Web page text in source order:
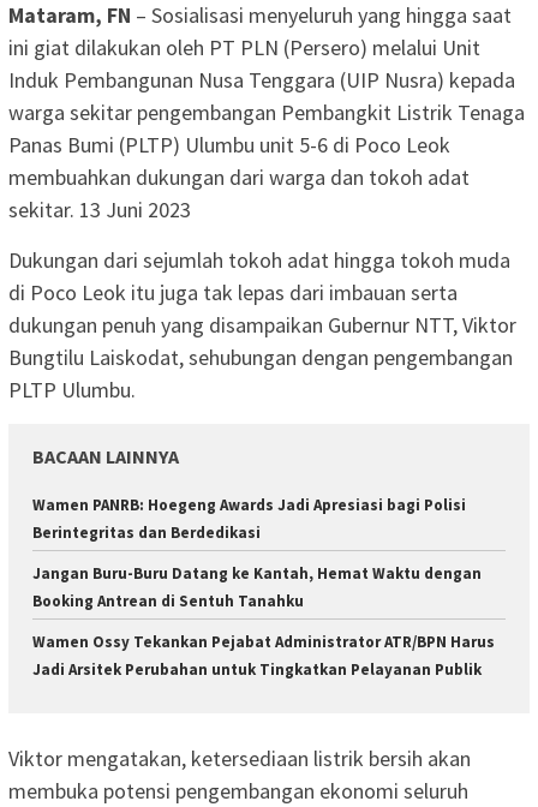
Mataram, FN – Sosialisasi menyeluruh yang hingga saat
ini giat dilakukan oleh PT PLN (Persero) melalui Unit
Induk Pembangunan Nusa Tenggara (UIP Nusra) kepada
warga sekitar pengembangan Pembangkit Listrik Tenaga
Panas Bumi (PLTP) Ulumbu unit 5-6 di Poco Leok
membuahkan dukungan dari warga dan tokoh adat
sekitar. 13 Juni 2023
Dukungan dari sejumlah tokoh adat hingga tokoh muda
di Poco Leok itu juga tak lepas dari imbauan serta
dukungan penuh yang disampaikan Gubernur NTT, Viktor
Bungtilu Laiskodat, sehubungan dengan pengembangan
PLTP Ulumbu.
BACAAN LAINNYA
Wamen PANRB: Hoegeng Awards Jadi Apresiasi bagi Polisi
Berintegritas dan Berdedikasi
Jangan Buru-Buru Datang ke Kantah, Hemat Waktu dengan
Booking Antrean di Sentuh Tanahku
Wamen Ossy Tekankan Pejabat Administrator ATR/BPN Harus
Jadi Arsitek Perubahan untuk Tingkatkan Pelayanan Publik
Viktor mengatakan, ketersediaan listrik bersih akan
membuka potensi pengembangan ekonomi seluruh